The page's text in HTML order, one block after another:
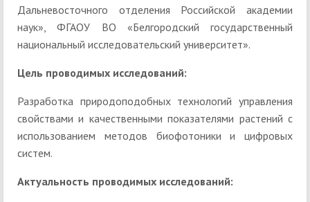
Дальневосточного отделения Российской академии
наук», ФГАОУ ВО «Белгородский государственный
национальный исследовательский университет».
Цель проводимых исследований:
Разработка природоподобных технологий управления
свойствами и качественными показателями растений с
использованием методов биофотоники и цифровых
систем.
Актуальность проводимых исследований: